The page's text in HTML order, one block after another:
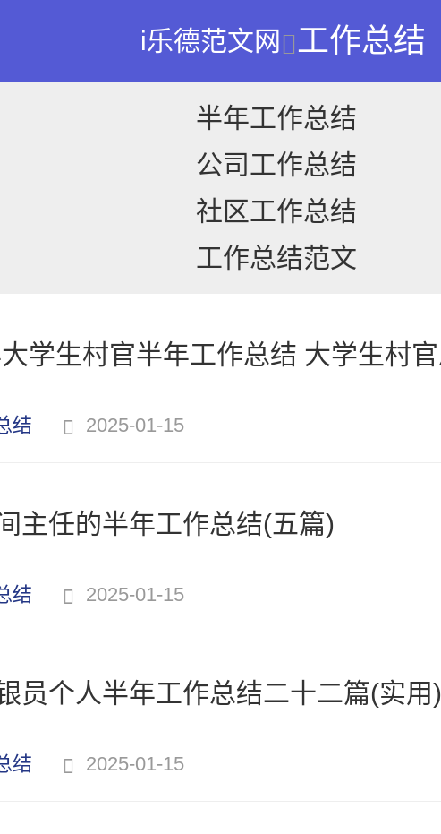
i乐德范文网 工作总结
半年工作总结
公司工作总结
社区工作总结
工作总结范文
学生村官半年工作总结 大学生村
结 2025-01-15
主任的半年工作总结(五篇)
结 2025-01-15
员个人半年工作总结二十二篇(实用)
结 2025-01-15